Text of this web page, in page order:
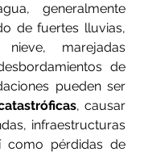
generalmente
de fuertes lluvias,
marejadas
de
, causar
infraestructuras
como pérdidas de